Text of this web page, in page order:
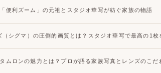
便利ズーム」の元祖とスタジオ華写が紡ぐ家族の物語
（シグマ）の圧倒的画質とは？スタジオ華写で最高の1枚
ムロンの魅力とは？プロが語る家族写真とレンズのこだ